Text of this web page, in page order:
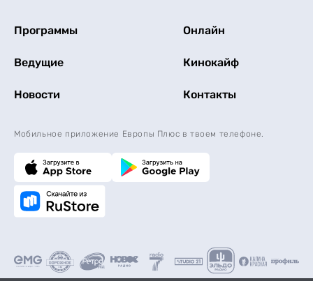
Программы Онлайн
Ведущие Кинокайф
Новости Контакты
Мобильное приложение Европы Плюс в твоем телефоне.